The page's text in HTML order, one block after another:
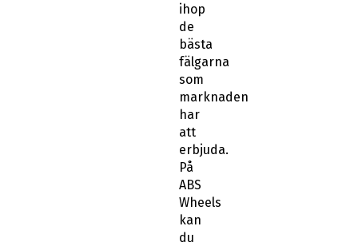
ihop
de
bästa
fälgarna
som
marknaden
har
att
erbjuda.
På
ABS
Wheels
kan
du